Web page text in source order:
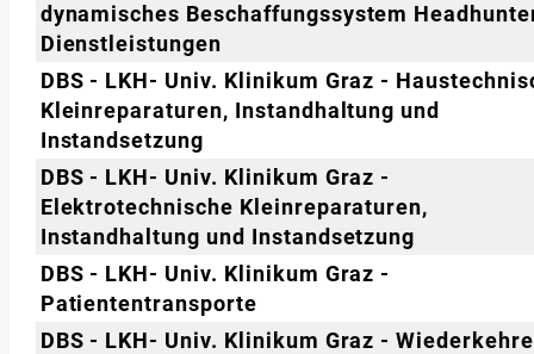
dynamisches Beschaffungssystem
Dienstleistungen
DBS - LKH- Univ. Klinikum Graz -
Kleinreparaturen, Instandhaltung und
Instandsetzung
DBS - LKH- Univ. Klinikum Graz -
Elektrotechnische Kleinreparaturen,
Instandhaltung und Instandsetzung
DBS - LKH- Univ. Klinikum Graz -
Patiententransporte
DBS - LKH- Univ. Klinikum Graz -